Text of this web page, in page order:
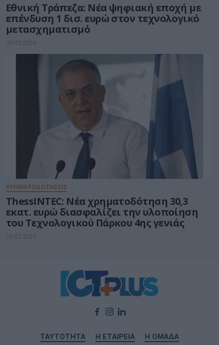
Εθνική Τράπεζα: Νέα ψηφιακή εποχή με
επένδυση 1 δισ. ευρώ στον τεχνολογικό
μετασχηματισμό
30.07.2026
ΧΡΗΜΑΤΟΔΟΤΗΣΕΙΣ
ThessINTEC: Νέα χρηματοδότηση 30,3
εκατ. ευρώ διασφαλίζει την υλοποίηση
του Τεχνολογικού Πάρκου 4ης γενιάς
29.07.2026
ΤΑΥΤΟΤΗΤΑ Η ΕΤΑΙΡΕΙΑ Η ΟΜΑΔΑ